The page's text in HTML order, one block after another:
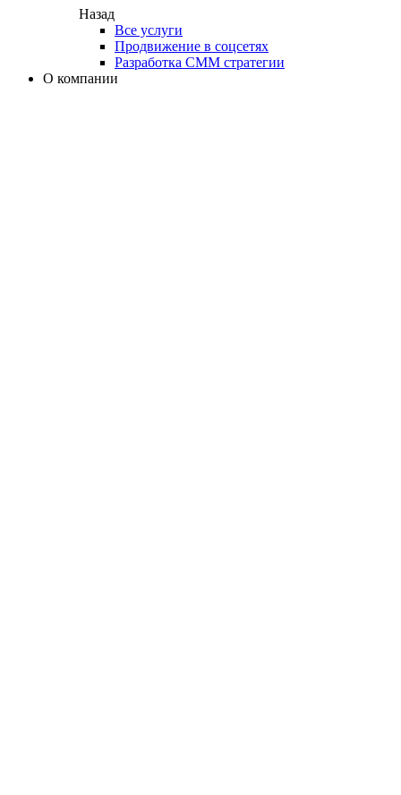
Назад
Все услуги
Продвижение в соцсетях
Разработка СММ стратегии
О компании